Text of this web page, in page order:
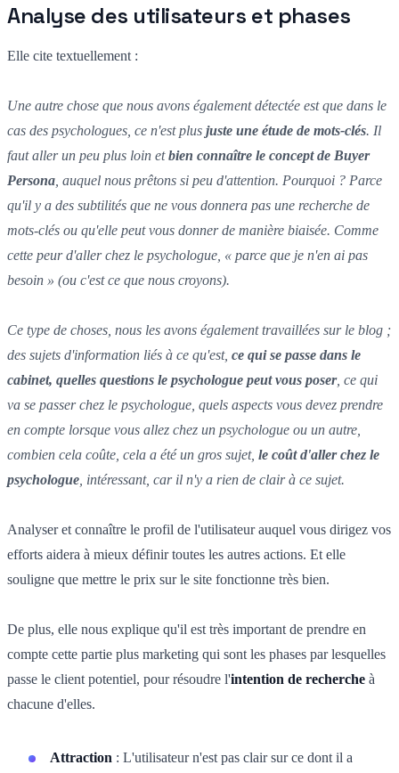
Analyse des utilisateurs et phases
Elle cite textuellement :
Une autre chose que nous avons également détectée est que dans le
cas des psychologues, ce n'est plus juste une étude de mots-clés. Il
faut aller un peu plus loin etbien connaître le concept de Buyer
Persona , auquel nous prêtons si peu d'attention. Pourquoi ? Parce
qu'il y a des subtilités que ne vous donnera pas une recherche de
mots-clés ou qu'elle peut vous donner de manière biaisée. Comme
cette peur d'aller chez le psychologue, « parce que je n'en ai pas
besoin » (ou c'est ce que nous croyons).
Ce type de choses, nous les avons également travaillées sur le blog ;
des sujets d'information liés à ce qu'est, ce qui se passe dans le
cabinet, quelles questions le psychologue peut vous poser, ce qui
va se passer chez le psychologue, quels aspects vous devez prendre
en compte lorsque vous allez chez un psychologue ou un autre,
combien cela coûte, cela a été un gros sujet, le coût d'aller chez le
psychologue , intéressant, car il n'y a rien de clair à ce sujet.
Analyser et connaître le profil de l'utilisateur auquel vous dirigez vos
efforts aidera à mieux définir toutes les autres actions. Et elle
souligne que mettre le prix sur le site fonctionne très bien.
De plus, elle nous explique qu'il est très important de prendre en
compte cette partie plus marketing qui sont les phases par lesquelles
passe le client potentiel, pour résoudre l'intention de recherche à
chacune d'elles.
Attraction : L'utilisateur n'est pas clair sur ce dont il a